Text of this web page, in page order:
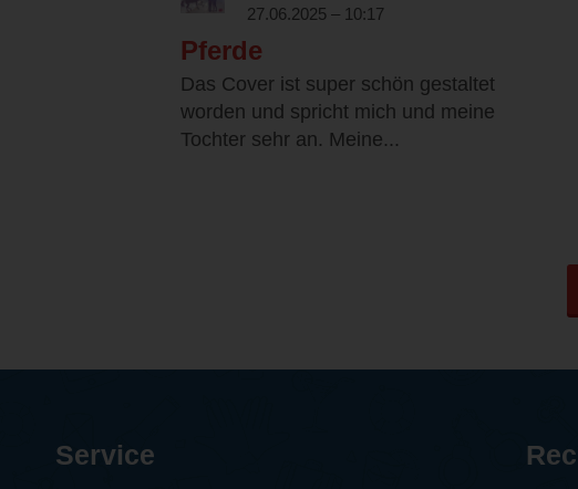
27.06.2025 – 10:17
Pferde
Das Cover ist super schön gestaltet
worden und spricht mich und meine
Tochter sehr an. Meine...
Service